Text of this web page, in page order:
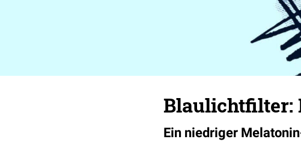
Blaulichtfilter:
Ein niedriger